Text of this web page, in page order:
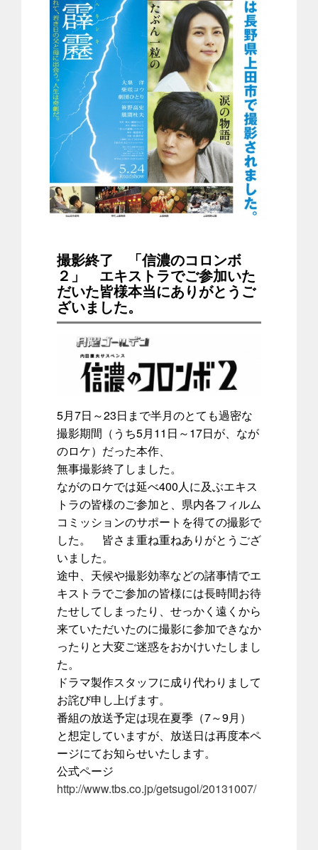
撮影終了 「信濃のコロンボ
２」 エキストラでご参加いた
だいた皆様本当にありがとうご
ざいました。
5月7日～23日まで半月のとても過密な
撮影期間（うち5月11日～17日が、なが
のロケ）だった本作、
無事撮影終了しました。
ながのロケでは延べ400人に及ぶエキス
トラの皆様のご参加と、県内各フィルム
コミッションのサポートを得ての撮影で
した。 皆さま重ね重ねありがとうござ
いました。
途中、天候や撮影効率などの諸事情でエ
キストラでご参加の皆様には長時間お待
たせしてしまったり、せっかく遠くから
来ていただいたのに撮影に参加できなか
ったりと大変ご迷惑をおかけいたしまし
た。
ドラマ製作スタッフに成り代わりまして
お詫び申し上げます。
番組の放送予定は現在夏季（7～9月）
と想定していますが、放送日は再度本ペ
ージにてお知らせいたします。
公式ページ
http://www.tbs.co.jp/getsugol/20131007/